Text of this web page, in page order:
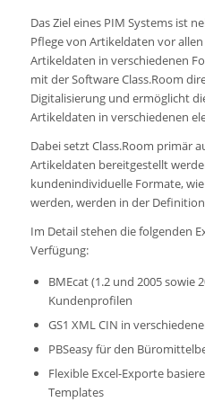
Das Ziel eines PIM Systems ist
Pflege von Artikeldaten vor
Artikeldaten in verschiedenen
mit der Software Class.Room
Digitalisierung und ermöglicht
Artikeldaten in verschiedenen
Dabei setzt Class.Room primär
Artikeldaten bereitgestellt
kundenindividuelle Formate,
werden, werden in der
Im Detail stehen die folgenden
Verfügung:
BMEcat (1.2 und 2005 sowie
Kundenprofilen
GS1 XML CIN in
PBSeasy für den
Flexible Excel-Exporte
Templates